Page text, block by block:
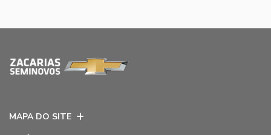
MAPA DO SITE